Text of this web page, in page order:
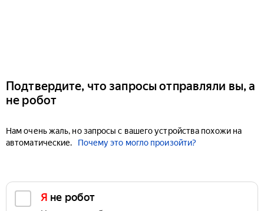
Подтвердите, что запросы отправляли вы, а
не робот
Нам очень жаль, но запросы с вашего устройства похожи на
автоматические.
Почему это могло произойти?
Я не робот